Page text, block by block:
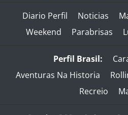
Diario Perfil Noticias
Weekend
Parabrisas
Perfil Brasil:
Aventuras Na Historia
Recreio